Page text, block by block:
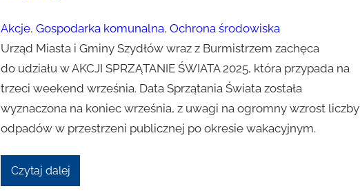
Akcje, Gospodarka komunalna, Ochrona środowiska
Urząd Miasta i Gminy Szydłów wraz z Burmistrzem zachęca
do udziału w AKCJI SPRZĄTANIE ŚWIATA 2025, która przypada na
trzeci weekend września. Data Sprzątania Świata została
wyznaczona na koniec września, z uwagi na ogromny wzrost liczby
odpadów w przestrzeni publicznej po okresie wakacyjnym.
Czytaj dalej